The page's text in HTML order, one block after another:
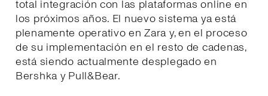
total integración con las plataformas online en
los próximos años. El nuevo sistema ya está
plenamente operativo en Zara y, en el proceso
de su implementación en el resto de cadenas,
está siendo actualmente desplegado en
Bershka y Pull&Bear.